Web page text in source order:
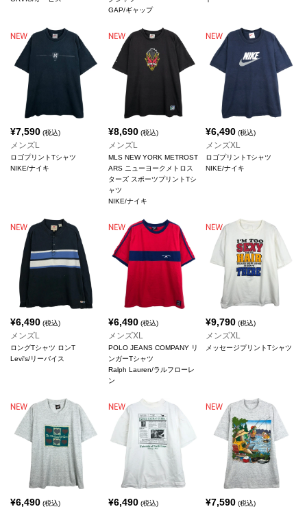
GAP/ギャップ
¥7,590 (税込)
メンズL
ロゴプリントTシャツ
NIKE/ナイキ
¥8,690(税込)
メンズL
MLS NEW YORK METROST
ARS ニューヨークメトロス
ターズ スポーツプリントTシ
ャツ
NIKE/ナイキ
¥6,490 (税込)
メンズXL
ロゴプリントTシャツ
NIKE/ナイキ
¥6,490 (税込)
メンズL
ロングTシャツ ロンT
Levi's/リーバイス
¥6,490(税込)
メンズXL
POLO JEANS COMPANY リ
ンガーTシャツ
Ralph Lauren/ラルフローレ
ン
¥9,790 (税込)
メンズXL
メッセージプリントTシャツ
¥6,490 (税込) ¥6,490(税込) ¥7,590 (税込)